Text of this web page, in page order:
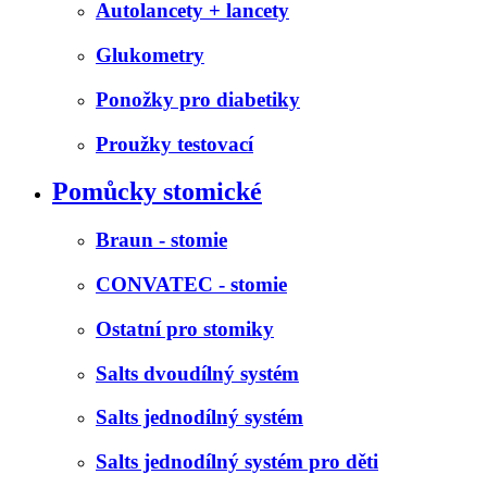
Autolancety + lancety
Glukometry
Ponožky pro diabetiky
Proužky testovací
Pomůcky stomické
Braun - stomie
CONVATEC - stomie
Ostatní pro stomiky
Salts dvoudílný systém
Salts jednodílný systém
Salts jednodílný systém pro děti